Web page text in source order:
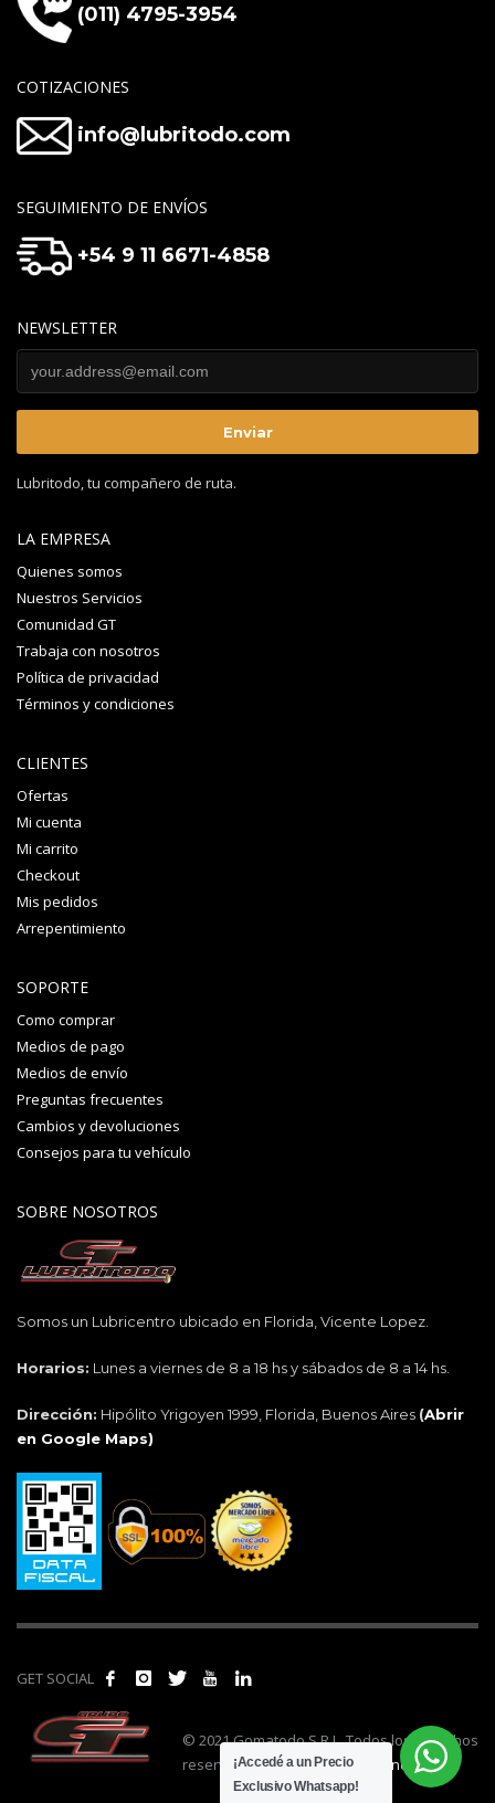
(011) 4795-3954
COTIZACIONES
info@lubritodo.com
SEGUIMIENTO DE ENVÍOS
+54 9 11 6671-4858
NEWSLETTER
Lubritodo, tu compañero de ruta.
LA EMPRESA
Quienes somos
Nuestros Servicios
Comunidad GT
Trabaja con nosotros
Política de privacidad
Términos y condiciones
CLIENTES
Ofertas
Mi cuenta
Mi carrito
Checkout
Mis pedidos
Arrepentimiento
SOPORTE
Como comprar
Medios de pago
Medios de envío
Preguntas frecuentes
Cambios y devoluciones
Consejos para tu vehículo
SOBRE NOSOTROS
Somos un Lubricentro ubicado en Florida, Vicente Lopez.
Horarios: Lunes a viernes de 8 a 18 hs y sábados de 8 a 14 hs.
Dirección: Hipólito Yrigoyen 1999, Florida, Buenos Aires (Abrir
en Google Maps)
GET SOCIAL
© 2021 Gomatodo S.R.L. Todos los derechos
reservados. | Realizado por
cónclave.
¡Accedé a un Precio
Exclusivo Whatsapp!